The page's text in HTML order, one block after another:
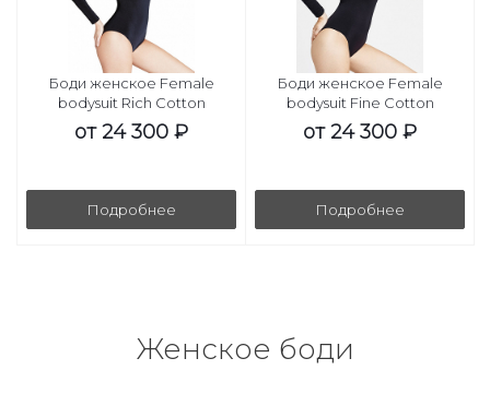
Боди женское Female
bodysuit Rich Cotton
от24 300 ₽
Подробнее
Боди женское Female
bodysuit Fine Cotton
от24 300 ₽
Подробнее
Женское боди